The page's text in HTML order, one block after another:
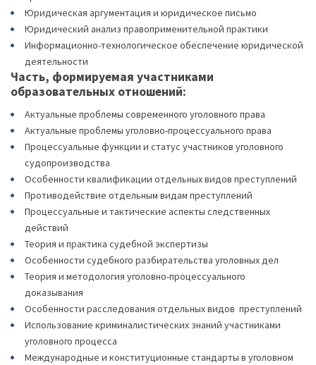
Юридическая аргументация и юридическое письмо
Юридический анализ правоприменительной практики
Информационно-технологическое обеспечение юридической
деятельности
Часть, формируемая участниками
образовательных отношений:
Актуальные проблемы современного уголовного права
Актуальные проблемы уголовно-процессуального права
Процессуальные функции и статус участников уголовного
судопроизводства
Особенности квалификации отдельных видов преступлений
Противодействие отдельным видам преступлений
Процессуальные и тактические аспекты следственных
действий
Теория и практика судебной экспертизы
Особенности судебного разбирательства уголовных дел
Теория и методология уголовно-процессуального
доказывания
Особенности расследования отдельных видов преступлений
Использование криминалистических знаний участниками
уголовного процесса
Международные и конституционные стандарты в уголовном